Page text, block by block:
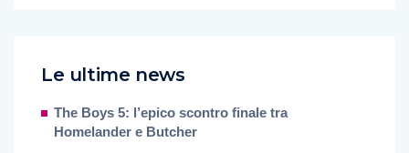
Le ultime news
The Boys 5: l’epico scontro finale tra
Homelander e Butcher